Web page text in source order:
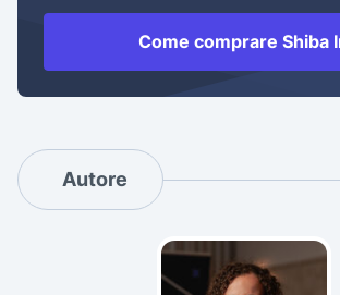
Come comprare Shiba
Autore